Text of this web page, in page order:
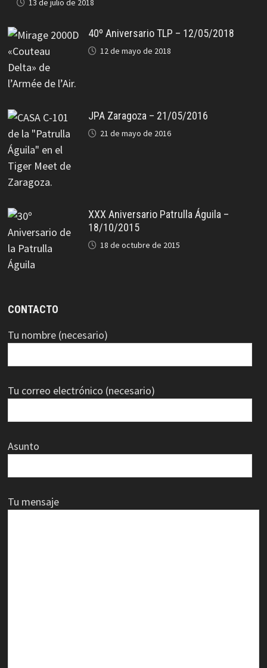
13 de julio de 2018
40º Aniversario TLP – 12/05/2018
12 de mayo de 2018
JPA Zaragoza – 21/05/2016
21 de mayo de 2016
XXX Aniversario Patrulla Águila –
18/10/2015
18 de octubre de 2015
CONTACTO
Tu nombre (necesario)
Tu correo electrónico (necesario)
Asunto
Tu mensaje